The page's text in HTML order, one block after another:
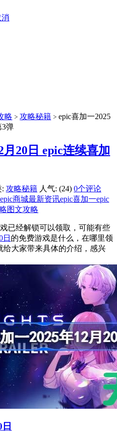
略 > 攻略秘籍 > epic喜加一2025
3弹
月20日 epic连续喜加
: 攻略秘籍 人气: (24) 0个评论
epic商城最新资讯epic喜加一epic
图文攻略
已经解锁可以领取，可能有些
日 的免费游戏是什么，在哪里领
给大家带来具体的介绍，感兴